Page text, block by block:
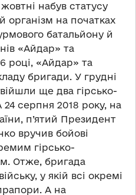
набув статусу
організм на початках
батальйону й
«Айдар» та
році, «Айдар» та
бригади. У грудні
ще два гірсько-
серпня 2018 року, на
п’ятий Президент
вручив бойові
гірсько-
Отже, бригада
у якій всі окремі
А на